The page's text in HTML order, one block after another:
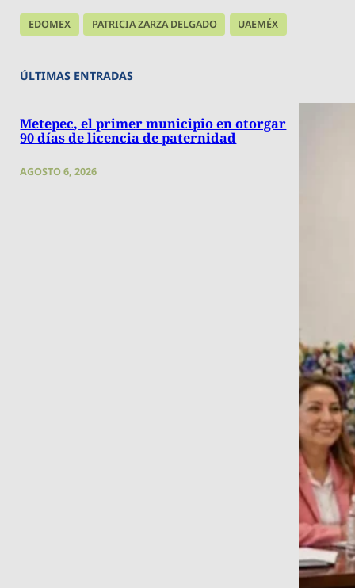
EDOMEX PATRICIA ZARZA DELGADO UAEMÉX
ÚLTIMAS ENTRADAS
Metepec, el primer municipio en otorgar
90 días de licencia de paternidad
AGOSTO 6, 2026